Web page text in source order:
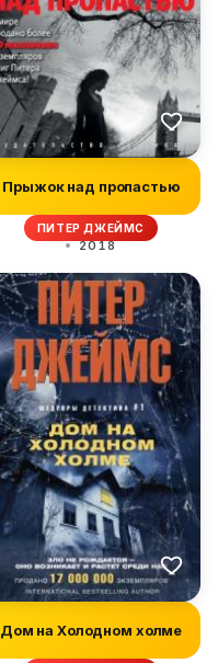
Прыжок над пропастью
ПИТЕР ДЖЕЙМС
2018
Дом на Холодном холме